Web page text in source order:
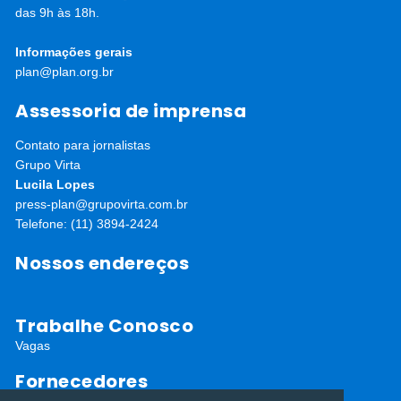
das 9h às 18h.
Informações gerais
plan@plan.org.br
Assessoria de imprensa
Contato para jornalistas
Grupo Virta
Lucila Lopes
press-plan@grupovirta.com.br
Telefone: (11) 3894-2424
Nossos endereços
Trabalhe Conosco
Vagas
Fornecedores